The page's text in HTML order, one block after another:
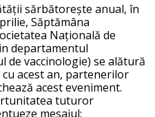
sărbătorește anual, în
Săptămâna
Națională de
departamentul
vaccinologie) se alătură
acest an, partenerilor
acest eveniment.
tuturor
mesajul: